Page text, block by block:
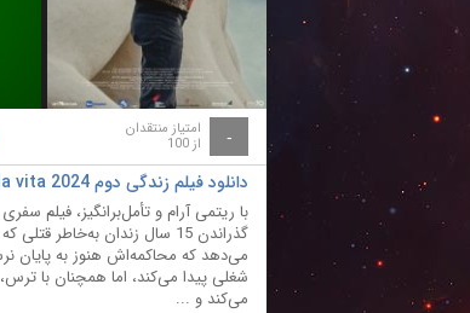
- امتیاز منتقدان
از 100
دانلود فیلم زندگی دوم La seconda vita 2024
با ریتمی آرام و تأمل‌برانگیز، فیلم
گذراندن 15 سال زندان
می‌دهد که محاکمه‌اش هنوز به پایان
شغلی پیدا می‌کند، اما همچنان با
می‌کند و ...